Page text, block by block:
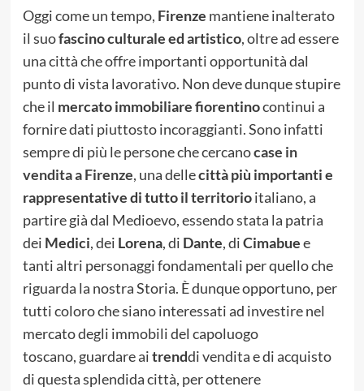
Oggi come un tempo, Firenze mantiene inalterato
il suofascino culturale ed artistico, oltre ad essere
una città che offre importanti opportunità dal
punto di vista lavorativo. Non deve dunque stupire
che il mercato immobiliare fiorentinocontinui a
fornire dati piuttosto incoraggianti. Sono infatti
sempre di più le persone che cercanocase in
vendita a Firenze, una dellecittà più importanti e
rappresentative di tutto il territorioitaliano, a
partire già dal Medioevo, essendo stata la patria
dei Medici, dei Lorena, di Dante, diCimabuee
tanti altri personaggi fondamentali per quello che
riguarda la nostra Storia. È dunque opportuno, per
tutti coloro che siano interessati ad investire nel
mercato degli immobili del capoluogo
toscano, guardare aitrenddi vendita e di acquisto
di questa splendida città, per ottenere